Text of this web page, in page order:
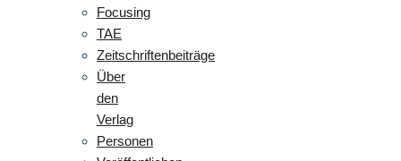
Focusing
TAE
Zeitschriftenbeiträge
Über
den
Verlag
Personen